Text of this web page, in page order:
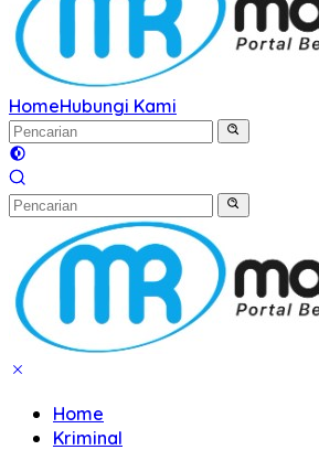
HomeHubungi Kami
Home
Kriminal